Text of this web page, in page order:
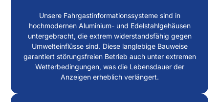
Unsere Fahrgastinformationssysteme sind in
hochmodernen Aluminium- und Edelstahlgehäusen
untergebracht, die extrem widerstandsfähig gegen
Umwelteinflüsse sind. Diese langlebige Bauweise
garantiert störungsfreien Betrieb auch unter extremen
Wetterbedingungen, was die Lebensdauer der
Anzeigen erheblich verlängert.